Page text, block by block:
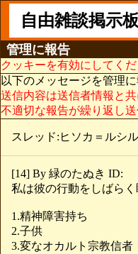
自由雑談掲示板
管理に報告
クッキーを有効にしてく
以下のメッセージを管理に
送信内容は送信者情報と共
不適切な報告が繰り返し
スレッド:ヒソカ＝ルシ
[14] By 緑のたぬき ID:
私は彼の行動をしばら
1.精神障害持ち
2.子供
3.変なオカルト宗教信者